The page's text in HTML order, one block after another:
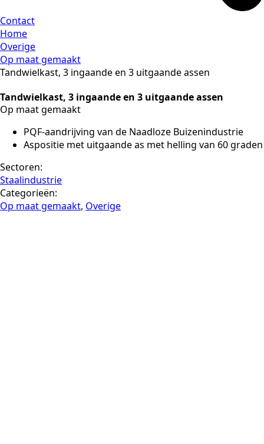
Contact
Home
Overige
Op maat gemaakt
Tandwielkast, 3 ingaande en 3 uitgaande assen
Tandwielkast, 3 ingaande en 3 uitgaande assen
Op maat gemaakt
PQF-aandrijving van de Naadloze Buizenindustrie
Aspositie met uitgaande as met helling van 60 graden
Sectoren:
Staalindustrie
Categorieën:
Op maat gemaakt, Overige